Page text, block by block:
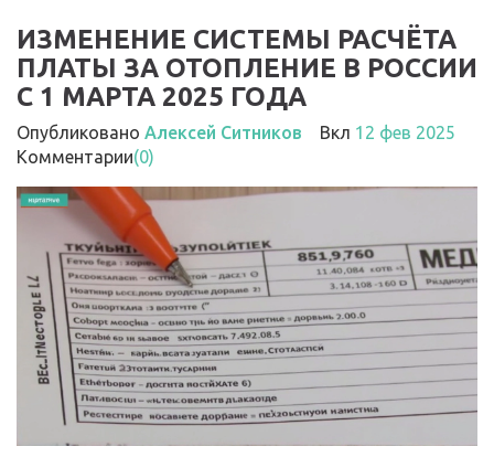
ИЗМЕНЕНИЕ СИСТЕМЫ РАСЧЁТА
ПЛАТЫ ЗА ОТОПЛЕНИЕ В РОССИИ
С 1 МАРТА 2025 ГОДА
Опубликовано Алексей Ситников Вкл 12 фев 2025
Комментарии(0)